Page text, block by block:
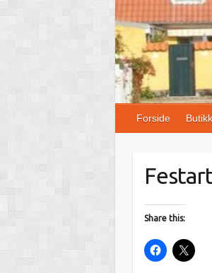
Forside
Share this: